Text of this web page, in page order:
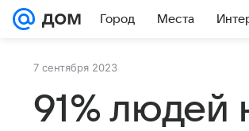
Город Места
7 сентября 2023
91% людей